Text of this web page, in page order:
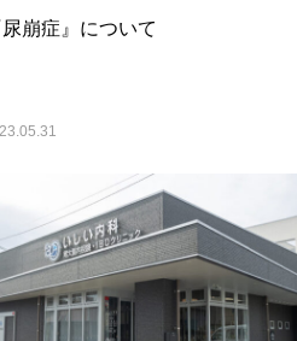
尿崩症』について